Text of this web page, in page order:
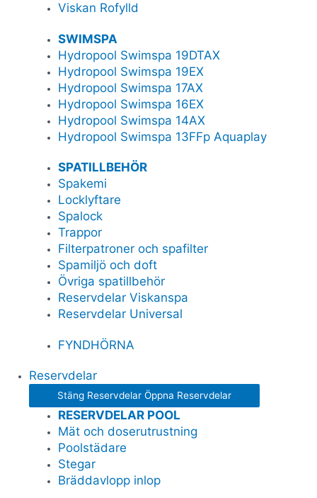
Viskan Rofylld
SWIMSPA
Hydropool Swimspa 19DTAX
Hydropool Swimspa 19EX
Hydropool Swimspa 17AX
Hydropool Swimspa 16EX
Hydropool Swimspa 14AX
Hydropool Swimspa 13FFp Aquaplay
SPATILLBEHÖR
Spakemi
Locklyftare
Spalock
Trappor
Filterpatroner och spafilter
Spamiljö och doft
Övriga spatillbehör
Reservdelar Viskanspa
Reservdelar Universal
FYNDHÖRNA
Reservdelar
Stäng Reservdelar Öppna Reservdelar
RESERVDELAR POOL
Mät och doserutrustning
Poolstädare
Stegar
Bräddavlopp inlop